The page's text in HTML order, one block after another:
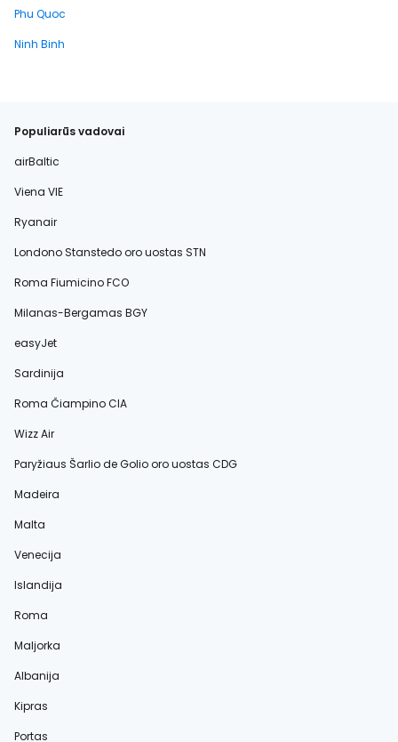
Phu Quoc
Ninh Binh
Populiarūs vadovai
airBaltic
Viena VIE
Ryanair
Londono Stanstedo oro uostas STN
Roma Fiumicino FCO
Milanas-Bergamas BGY
easyJet
Sardinija
Roma Čiampino CIA
Wizz Air
Paryžiaus Šarlio de Golio oro uostas CDG
Madeira
Malta
Venecija
Islandija
Roma
Maljorka
Albanija
Kipras
Portas